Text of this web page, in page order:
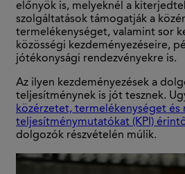
előnyök is, melyeknél a
szolgáltatások támogatják a
termelékenységet, valamint sor
közösségi kezdeményezéseire,
jótékonysági rendezvényekre is.
Az ilyen kezdeményezések a
teljesítménynek is jót tesznek.
közérzetet, termelékenységet és
teljesítménymutatókat (KPI)
dolgozók részvételén múlik.